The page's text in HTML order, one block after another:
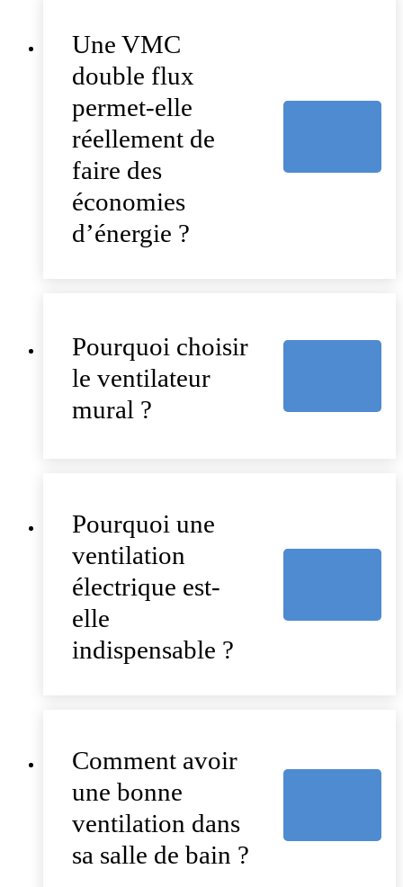
Une VMC
double flux
permet-elle
réellement de
faire des
économies
d’énergie ?
Pourquoi choisir
le ventilateur
mural ?
Pourquoi une
ventilation
électrique est-
elle
indispensable ?
Comment avoir
une bonne
ventilation dans
sa salle de bain ?